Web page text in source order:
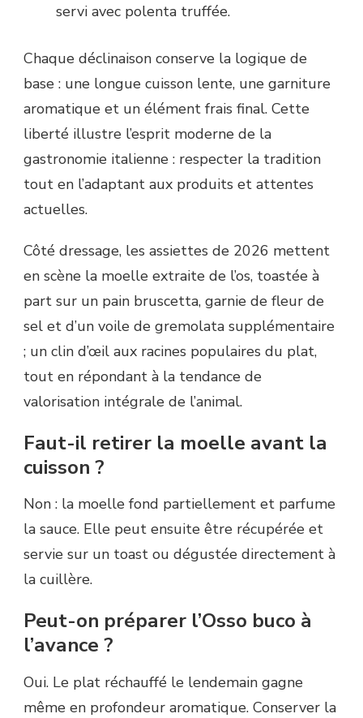
servi avec polenta truffée.
Chaque déclinaison conserve la logique de
base : une longue cuisson lente, une garniture
aromatique et un élément frais final. Cette
liberté illustre l’esprit moderne de la
gastronomie italienne : respecter la tradition
tout en l’adaptant aux produits et attentes
actuelles.
Côté dressage, les assiettes de 2026 mettent
en scène la moelle extraite de l’os, toastée à
part sur un pain bruscetta, garnie de fleur de
sel et d’un voile de gremolata supplémentaire
; un clin d’œil aux racines populaires du plat,
tout en répondant à la tendance de
valorisation intégrale de l’animal.
Faut-il retirer la moelle avant la
cuisson ?
Non : la moelle fond partiellement et parfume
la sauce. Elle peut ensuite être récupérée et
servie sur un toast ou dégustée directement à
la cuillère.
Peut-on préparer l’Osso buco à
l’avance ?
Oui. Le plat réchauffé le lendemain gagne
même en profondeur aromatique. Conserver la